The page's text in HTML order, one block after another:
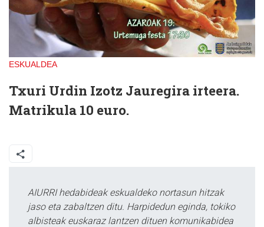
ESKUALDEA
Txuri Urdin Izotz Jauregira irteera.
Matrikula 10 euro.
AIURRI hedabideak eskualdeko nortasun hitzak
jaso eta zabaltzen ditu. Harpidedun eginda, tokiko
albisteak euskaraz lantzen dituen komunikabidea